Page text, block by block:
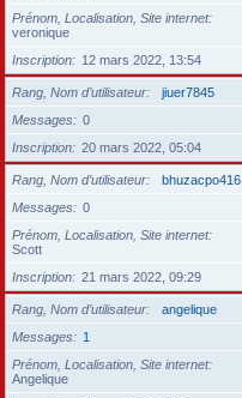
Prénom, Localisation, Site internet
veronique
Inscription
12 mars 2022, 13:54
Rang, Nom d’utilisateur
jiuer7845
Messages
0
Inscription
20 mars 2022, 05:04
Rang, Nom d’utilisateur
bhuzacpo416
Messages
0
Prénom, Localisation, Site internet
Scott
Inscription
21 mars 2022, 09:29
Rang, Nom d’utilisateur
angelique
Messages
1
Prénom, Localisation, Site internet
Angelique